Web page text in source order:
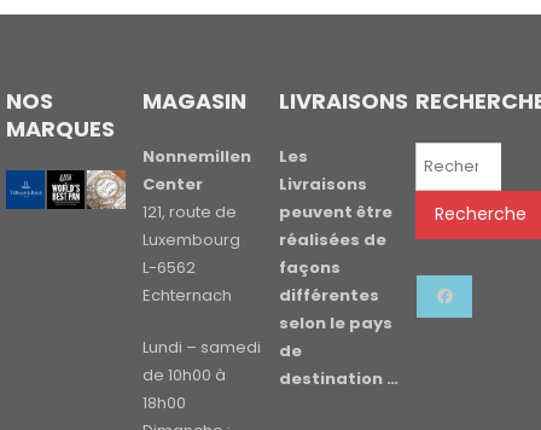
NOS
MARQUES
MAGASIN
Nonnemillen
Center
121, route de
Luxembourg
L-6562
Echternach
Lundi – samedi
de 10h00 à
18h00
LIVRAISONS
Les
Livraisons
peuvent être
réalisées de
façons
différentes
selon le pays
de
destination …
Recherche
Recherche